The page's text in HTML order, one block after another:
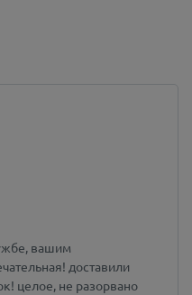
вашим
доставили
целое, не разорвано